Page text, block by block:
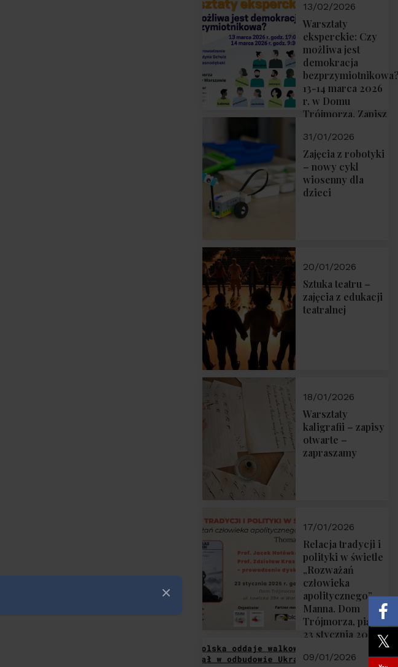
13/02/2026
Warsztaty
eksperckie: Czy
możliwa jest
demokracja
13-14 marca 2026
r. w Domu
Trójmorza. Zapisz
31/01/2026
Zajęcia z robotyki
– nowy cykl
wiosenny dla
dzieci
20/01/2026
Sztuka teatru –
zajęcia z edukacji
teatralnej
18/01/2026
Warsztaty
kaligrafii – zapisy
otwarte –
zapraszamy
17/01/2026
Relacja tradycji i
polityki w świetle
„Rozważań
człowieka
apolitycznego”
Manna. Dom
Trójmorza, piątek
23 stycznia 2026
Zapraszamy!
09/01/2026
Zamknij